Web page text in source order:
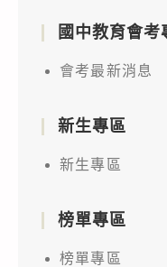
國中教育會考
會考最新消息
新生專區
新生專區
榜單專區
榜單專區